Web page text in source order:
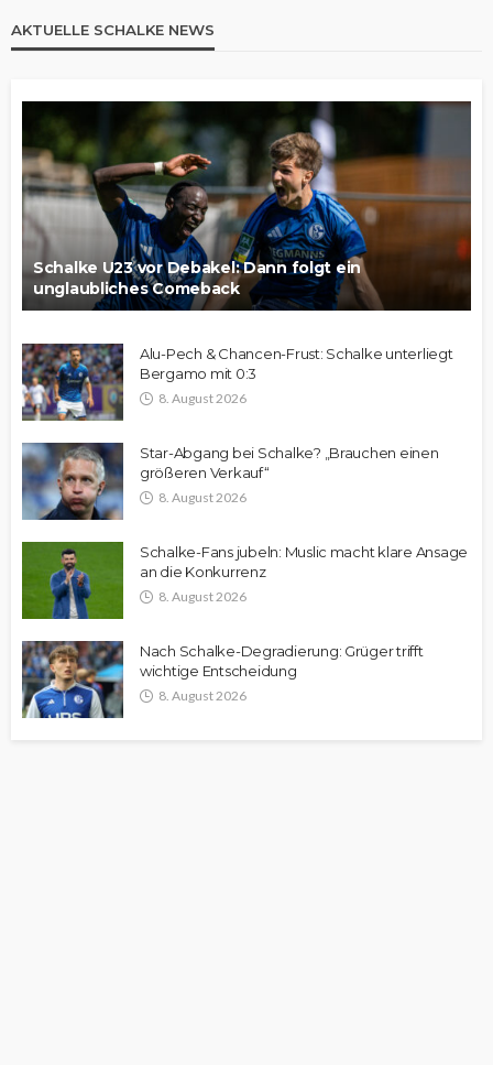
AKTUELLE SCHALKE NEWS
Schalke U23 vor Debakel: Dann folgt ein
unglaubliches Comeback
Alu-Pech & Chancen-Frust: Schalke unterliegt
Bergamo mit 0:3
8. August 2026
Star-Abgang bei Schalke? „Brauchen einen
größeren Verkauf“
8. August 2026
Schalke-Fans jubeln: Muslic macht klare Ansage
an die Konkurrenz
8. August 2026
Nach Schalke-Degradierung: Grüger trifft
wichtige Entscheidung
8. August 2026